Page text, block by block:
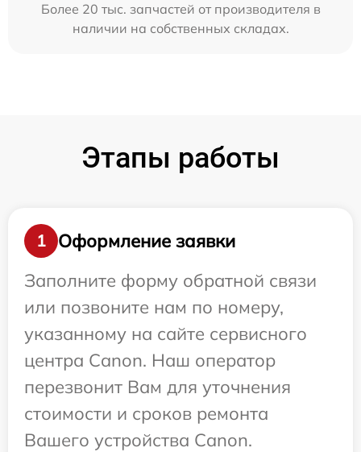
Более 20 тыс. запчастей от производителя в
наличии на собственных складах.
Этапы работы
1
Оформление заявки
Заполните форму обратной связи
или позвоните нам по номеру,
указанному на сайте сервисного
центра Canon. Наш оператор
перезвонит Вам для уточнения
стоимости и сроков ремонта
Вашего устройства Canon.